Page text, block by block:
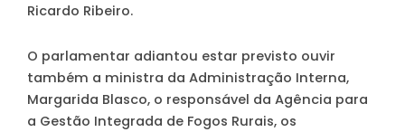
Ricardo Ribeiro.
O parlamentar adiantou estar previsto ouvir
também a ministra da Administração Interna,
Margarida Blasco, o responsável da Agência para
a Gestão Integrada de Fogos Rurais, os